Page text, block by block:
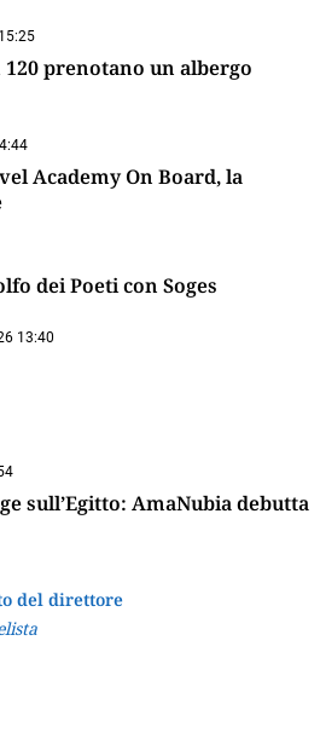
prenotano un albergo
Academy On Board, la
dei Poeti con Soges
13:40
sull’Egitto: AmaNubia debutta
del direttore